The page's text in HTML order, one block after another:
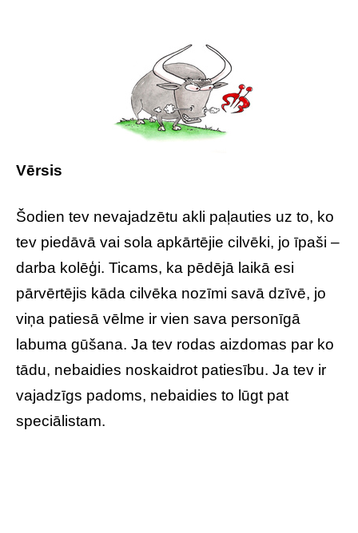
Vērsis
Šodien tev nevajadzētu akli paļauties uz to, ko
tev piedāvā vai sola apkārtējie cilvēki, jo īpaši –
darba kolēģi. Ticams, ka pēdējā laikā esi
pārvērtējis kāda cilvēka nozīmi savā dzīvē, jo
viņa patiesā vēlme ir vien sava personīgā
labuma gūšana. Ja tev rodas aizdomas par ko
tādu, nebaidies noskaidrot patiesību. Ja tev ir
vajadzīgs padoms, nebaidies to lūgt pat
speciālistam.